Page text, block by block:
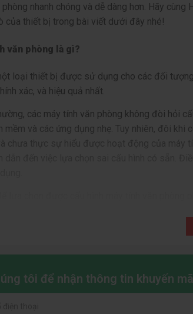
nhanh chóng và dễ dàng hơn. Hãy
của thiết bị trong bài viết dưới đây nhé!
văn phòng là gì?
loại thiết bị được sử dụng cho các đối
xác, và hiệu quả nhất.
các máy tính văn phòng không đòi hỏi
mềm và các ứng dụng nhẹ. Tuy nhiên, đôi
sản xuất đã thiết kế, phát triển để dành riêng
tôi để nhận thông tin khuyến